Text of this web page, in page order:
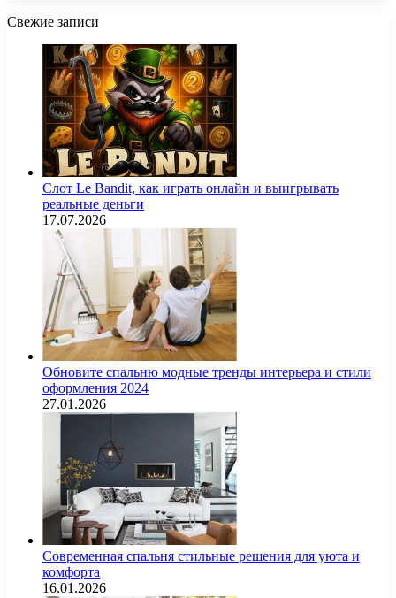
Свежие записи
Слот Le Bandit, как играть онлайн и выигрывать
реальные деньги
17.07.2026
Обновите спальню модные тренды интерьера и стили
оформления 2024
27.01.2026
Современная спальня стильные решения для уюта и
комфорта
16.01.2026